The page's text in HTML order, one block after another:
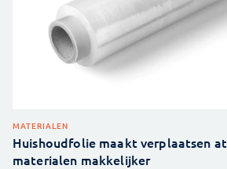
MATERIALEN
Huishoudfolie maakt verplaatsen
materialen makkelijker